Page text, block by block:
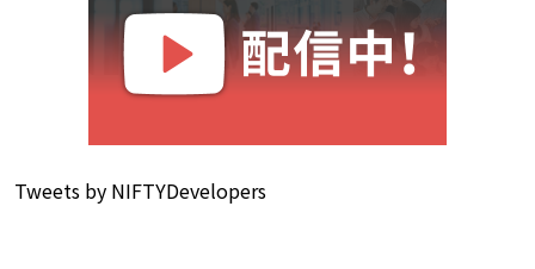
Tweets by NIFTYDevelopers